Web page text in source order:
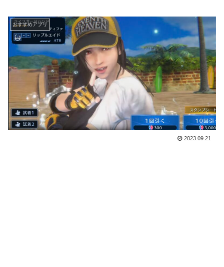
おすすめアプリ
2023.09.21